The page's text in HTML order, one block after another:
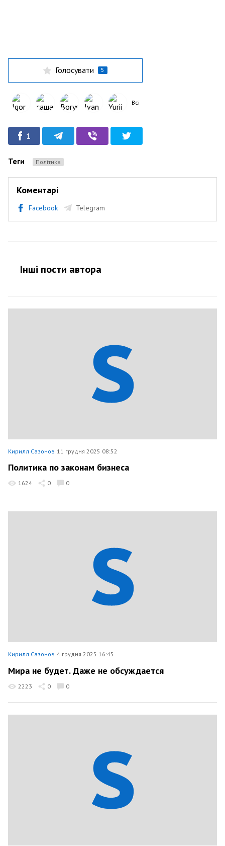
Голосувати 5
Всі
1
Теги Політика
Коментарі
Facebook Telegram
Інші пости автора
Кирилл Сазонов 11 грудня 2025 08:52
Политика по законам бизнеса
1624 0 0
Кирилл Сазонов 4 грудня 2025 16:45
Мира не будет. Даже не обсуждается
2223 0 0